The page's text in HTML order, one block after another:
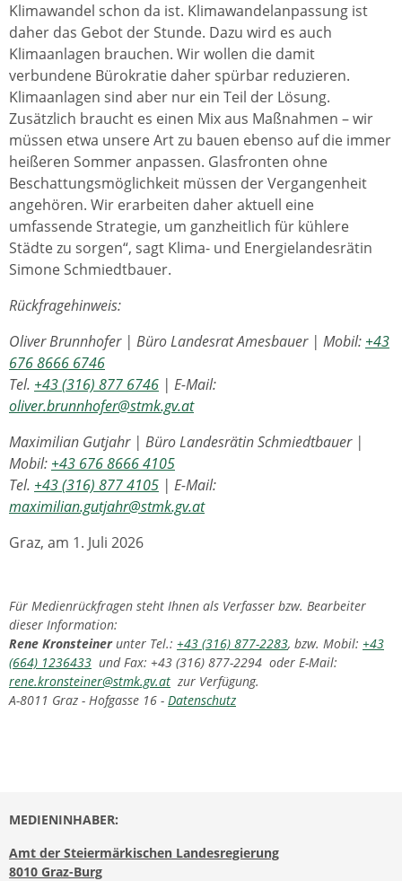
Klimawandel schon da ist. Klimawandelanpassung ist
daher das Gebot der Stunde. Dazu wird es auch
Klimaanlagen brauchen. Wir wollen die damit
verbundene Bürokratie daher spürbar reduzieren.
Klimaanlagen sind aber nur ein Teil der Lösung.
Zusätzlich braucht es einen Mix aus Maßnahmen – wir
müssen etwa unsere Art zu bauen ebenso auf die immer
heißeren Sommer anpassen. Glasfronten ohne
Beschattungsmöglichkeit müssen der Vergangenheit
angehören. Wir erarbeiten daher aktuell eine
umfassende Strategie, um ganzheitlich für kühlere
Städte zu sorgen“, sagt Klima- und Energielandesrätin
Simone Schmiedtbauer.
Rückfragehinweis:
Oliver Brunnhofer | Büro Landesrat Amesbauer | Mobil: +43
676 8666 6746
Tel. +43 (316) 877 6746 | E-Mail:
oliver.brunnhofer@stmk.gv.at
Maximilian Gutjahr | Büro Landesrätin Schmiedtbauer |
Mobil: +43 676 8666 4105
Tel. +43 (316) 877 4105 | E-Mail:
maximilian.gutjahr@stmk.gv.at
Graz, am 1. Juli 2026
Für Medienrückfragen steht Ihnen als Verfasser bzw. Bearbeiter
dieser Information:
Rene Kronsteinerunter Tel.: +43 (316) 877-2283, bzw. Mobil: +43
(664) 1236433 und Fax: +43 (316) 877-2294 oder E-Mail:
rene.kronsteiner@stmk.gv.at zur Verfügung.
A-8011 Graz - Hofgasse 16 - Datenschutz
MEDIENINHABER:
Amt der Steiermärkischen Landesregierung
8010 Graz-Burg